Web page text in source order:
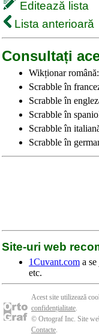
Editează lista
Lista anterioară
Consultați
Wikționar
Scrabble în
Scrabble în
Scrabble în
Scrabble în
Scrabble în
Site-uri web
1Cuvant.com a
etc.
Acest site utilizează
confidențialitate.
© Ortograf Inc. Site
Contacte.